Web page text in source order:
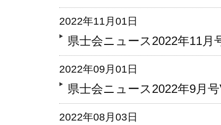
2022年11月01日
県士会ニュース2022年11月
2022年09月01日
県士会ニュース2022年9月
2022年08月03日